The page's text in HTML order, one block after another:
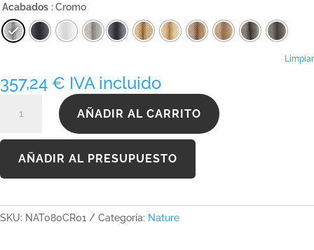
desde
357,24 €
hasta
Acabados : Cromo
Limpiar
357,24 € IVA incluido
cantidad
AÑADIR AL CARRITO
AÑADIR AL PRESUPUESTO
SKU: NAT080CR01 Categoría: Nature